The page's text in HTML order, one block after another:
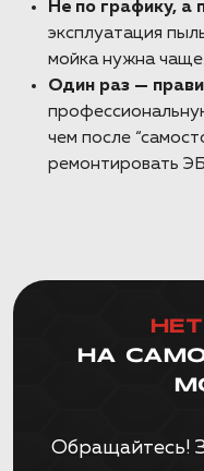
Не по графику, а
эксплуатация
мойка нужна
Один раз —
чем после
ремонтировать
НЕТ
НА
Обращайтесь!